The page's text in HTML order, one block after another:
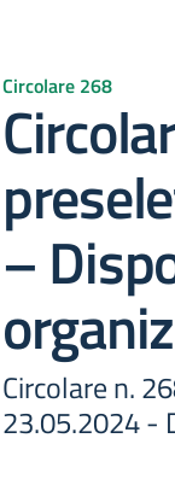
Circolare 268
–
Circolare n.
23.05.2024 -